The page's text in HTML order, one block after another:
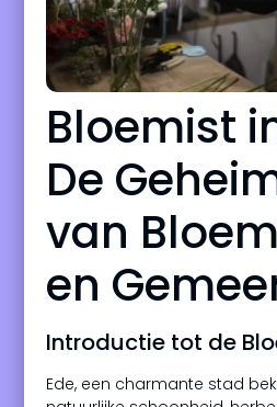
Bloemist
De
van
en
Introductie tot de
Ede, een charmante stad